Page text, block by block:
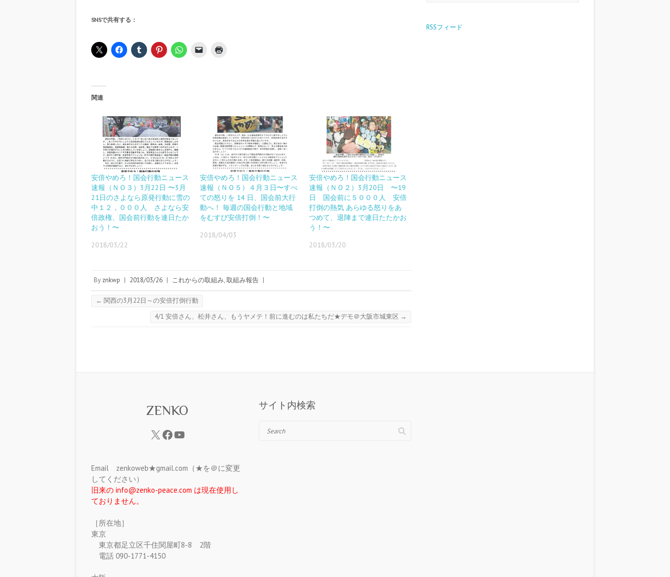
SNSで共有する：
関連
安倍やめろ！国会行動ニュース
速報（ＮＯ３）3月22日 〜3月
21日のさよなら原発行動に雪の
中１２，０００人 さよなら安
倍政権、国会前行動を連日たか
おう！〜
2018/03/22
安倍やめろ！国会行動ニュース
速報（ＮＯ５）４月３日〜すべ
ての怒りを 14 日、国会前大行
動へ！ 毎週の国会行動と地域
をむすび安倍打倒！〜
2018/04/03
安倍やめろ！国会行動ニュース
速報（ＮＯ２）3月20日 〜19
日 国会前に５０００人 安倍
打倒の熱気 あらゆる怒りをあ
つめて、退陣まで連日たたかお
う！〜
2018/03/20
By znkwp | 2018/03/26 | これからの取組み,取組み報告 |
← 関西の3月22日～の安倍打倒行動
4/1 安倍さん、松井さん、もうヤメテ！前に進むのは私たちだ★デモ＠大阪市城東区 →
RSSフィード
ZENKO
Email zenkoweb★gmail.com（★を＠に変更
してください）
旧来の info@zenko-peace.com は現在使用し
ておりません。
［所在地］
東京
東京都足立区千住関屋町8-8 2階
電話 090-1771-4150
サイト内検索
Search